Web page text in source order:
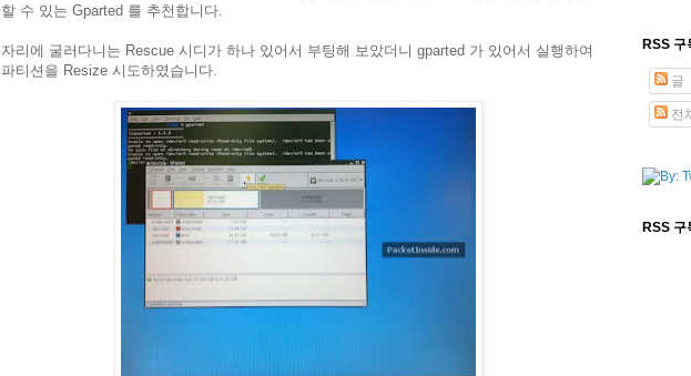
할 수 있는 Gparted 를 추천합니다.
자리에 굴러다니는 Rescue 시디가 하나 있어서 부팅해 보았더니 gparted 가 있어서 실행하여
파티션을 Resize 시도하였습니다.
RSS 구
글
전
RSS 구